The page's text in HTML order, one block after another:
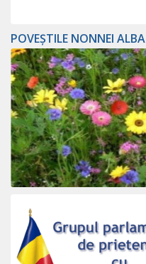
POVEȘTILE NONNEI ALBA